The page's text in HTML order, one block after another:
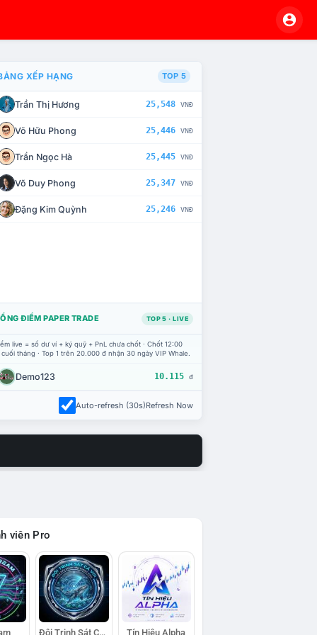
CHẾ TÀI XỬ LÝ VI PHẠM
XẾP HẠNG TOP 5
Trần Thị Hương 25,548 VNĐ
Võ Hữu Phong 25,446 VNĐ
Trần Ngọc Hà 25,445 VNĐ
Võ Duy Phong 25,347 VNĐ
Đặng Kim Quỳnh 25,246 VNĐ
ĐIỂM PAPER TRADE TOP 5 · LIVE
live = số dư ví + ký quỹ + PnL chưa chốt · Chốt 12:00
tháng · Top 1 trên 20.000 đ nhận 30 ngày VIP Whale.
Demo123 10.115 đ
Auto-refresh (30s)Refresh Now
viên Pro
Đội Trinh Sát Cá Voi Tín Hiệu Alpha